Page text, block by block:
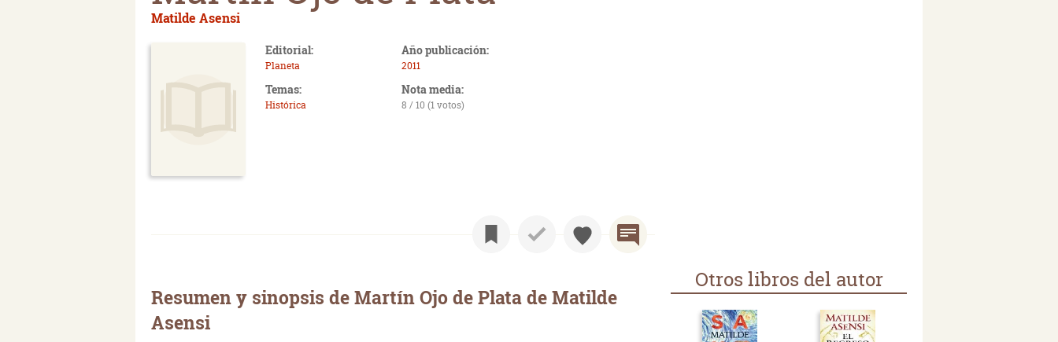
Matilde Asensi
Editorial:
Planeta
Año publicación:
2011
Temas:
Histórica
Nota media:
8 / 10 (1 votos)
Resumen y sinopsis de Martín Ojo de Plata de Matilde
Asensi
Otros libros del autor